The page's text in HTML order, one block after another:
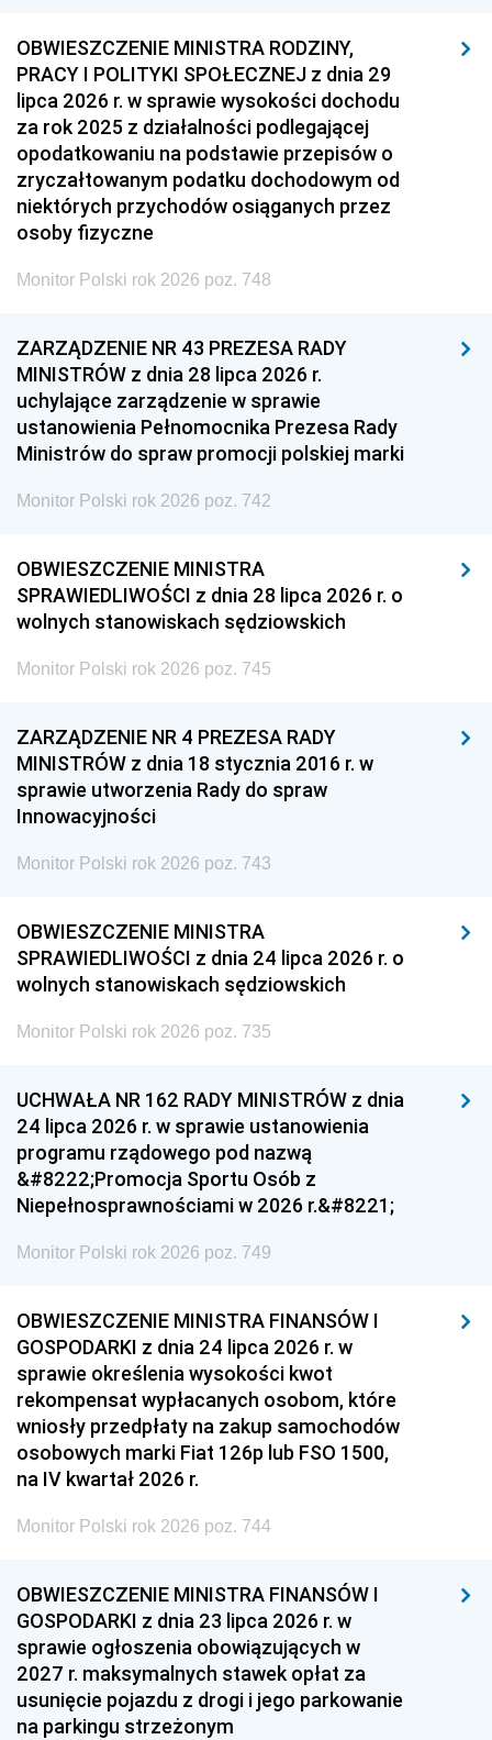
OBWIESZCZENIE MINISTRA RODZINY,
PRACY I POLITYKI SPOŁECZNEJ z dnia 29
lipca 2026 r. w sprawie wysokości dochodu
za rok 2025 z działalności podlegającej
opodatkowaniu na podstawie przepisów o
zryczałtowanym podatku dochodowym od
niektórych przychodów osiąganych przez
osoby fizyczne
Monitor Polski rok 2026 poz. 748
ZARZĄDZENIE NR 43 PREZESA RADY
MINISTRÓW z dnia 28 lipca 2026 r.
uchylające zarządzenie w sprawie
ustanowienia Pełnomocnika Prezesa Rady
Ministrów do spraw promocji polskiej marki
Monitor Polski rok 2026 poz. 742
OBWIESZCZENIE MINISTRA
SPRAWIEDLIWOŚCI z dnia 28 lipca 2026 r. o
wolnych stanowiskach sędziowskich
Monitor Polski rok 2026 poz. 745
ZARZĄDZENIE NR 4 PREZESA RADY
MINISTRÓW z dnia 18 stycznia 2016 r. w
sprawie utworzenia Rady do spraw
Innowacyjności
Monitor Polski rok 2026 poz. 743
OBWIESZCZENIE MINISTRA
SPRAWIEDLIWOŚCI z dnia 24 lipca 2026 r. o
wolnych stanowiskach sędziowskich
Monitor Polski rok 2026 poz. 735
UCHWAŁA NR 162 RADY MINISTRÓW z dnia
24 lipca 2026 r. w sprawie ustanowienia
programu rządowego pod nazwą
&#8222;Promocja Sportu Osób z
Niepełnosprawnościami w 2026 r.&#8221;
Monitor Polski rok 2026 poz. 749
OBWIESZCZENIE MINISTRA FINANSÓW I
GOSPODARKI z dnia 24 lipca 2026 r. w
sprawie określenia wysokości kwot
rekompensat wypłacanych osobom, które
wniosły przedpłaty na zakup samochodów
osobowych marki Fiat 126p lub FSO 1500,
na IV kwartał 2026 r.
Monitor Polski rok 2026 poz. 744
OBWIESZCZENIE MINISTRA FINANSÓW I
GOSPODARKI z dnia 23 lipca 2026 r. w
sprawie ogłoszenia obowiązujących w
2027 r. maksymalnych stawek opłat za
usunięcie pojazdu z drogi i jego parkowanie
na parkingu strzeżonym